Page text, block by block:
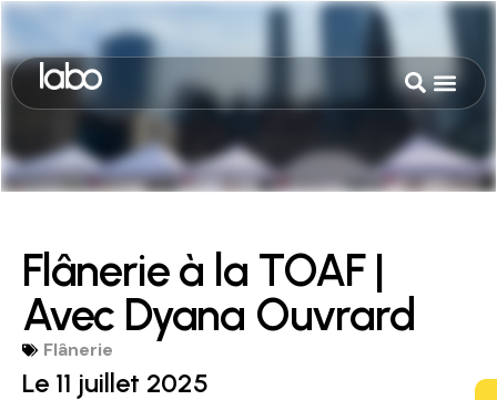
Flânerie à la TOAF |
Avec Dyana Ouvrard
Flânerie
Le 11 juillet 2025